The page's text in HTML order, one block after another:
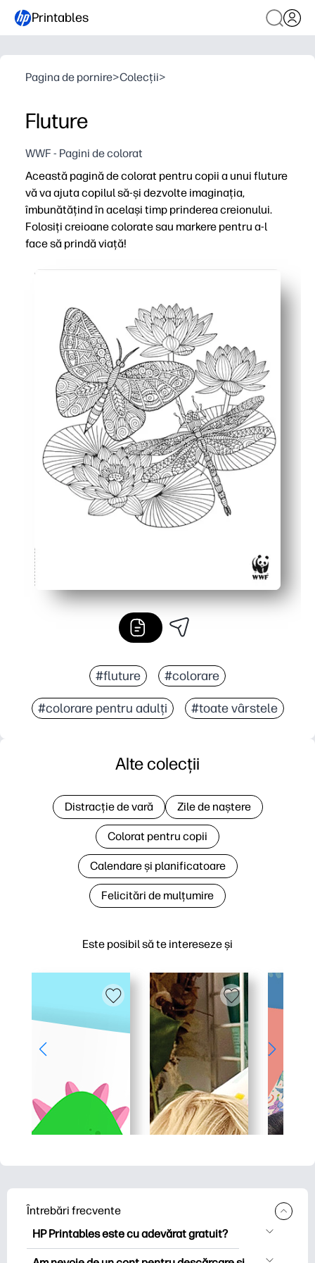
Printables
Pagina de pornire>Colecții>
Fluture
WWF - Pagini de colorat
Această pagină de colorat pentru copii a unui fluture
vă va ajuta copilul să-și dezvolte imaginația,
îmbunătățind în același timp prinderea creionului.
Folosiți creioane colorate sau markere pentru a-l
face să prindă viață!
#fluture #colorare
#colorare pentru adulți #toate vârstele
Este posibil să te intereseze și
Alte colecții
Distracție de vară Zile de naștere
Colorat pentru copii
Calendare și planificatoare
Felicitări de mulțumire
Întrebări frecvente
HP Printables este cu adevărat gratuit?
HP Printables oferă peste 2.500 de